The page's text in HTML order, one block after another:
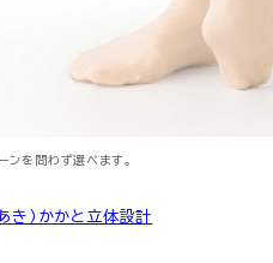
ンを問わず選べます。
き）かかと立体設計